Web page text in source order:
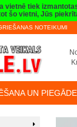
vietnē tiek
šo vietni, Jūs
NOTEIKUMI
UN PIEGĀDE